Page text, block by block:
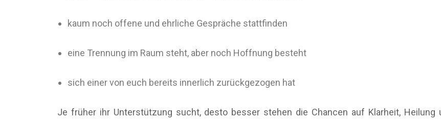
kaum noch offene und ehrliche Gespräche stattfinden
eine Trennung im Raum steht, aber noch Hoffnung besteht
sich einer von euch bereits innerlich zurückgezogen hat
Je früher ihr Unterstützung sucht, desto besser stehen die Chancen auf Klarheit,